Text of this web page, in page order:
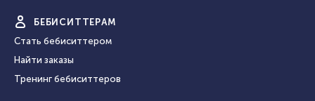
БЕБИ СИТТЕРАМ
Стать бебиситтером
Найти заказы
Тренинг бебиситтеров